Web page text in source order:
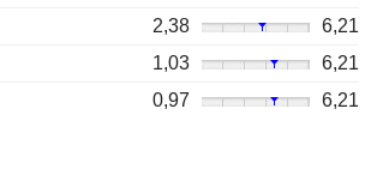
2,38
6,21
1,03
6,21
0,97 6,21